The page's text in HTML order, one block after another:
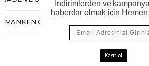
MANKEN ÖLÇÜLERI